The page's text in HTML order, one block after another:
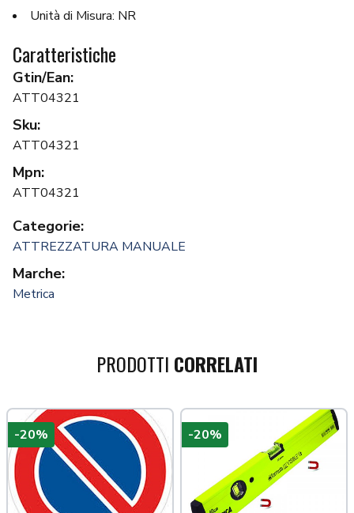
Unità di Misura: NR
Caratteristiche
Gtin/Ean:
ATT04321
Sku:
ATT04321
Mpn:
ATT04321
Categorie:
ATTREZZATURA MANUALE
Marche:
Metrica
PRODOTTI CORRELATI
più tardi
-20% -20%